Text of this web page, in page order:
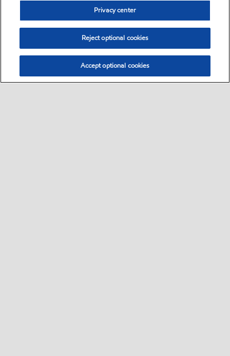
Privacy center
Reject optional cookies
Accept optional cookies